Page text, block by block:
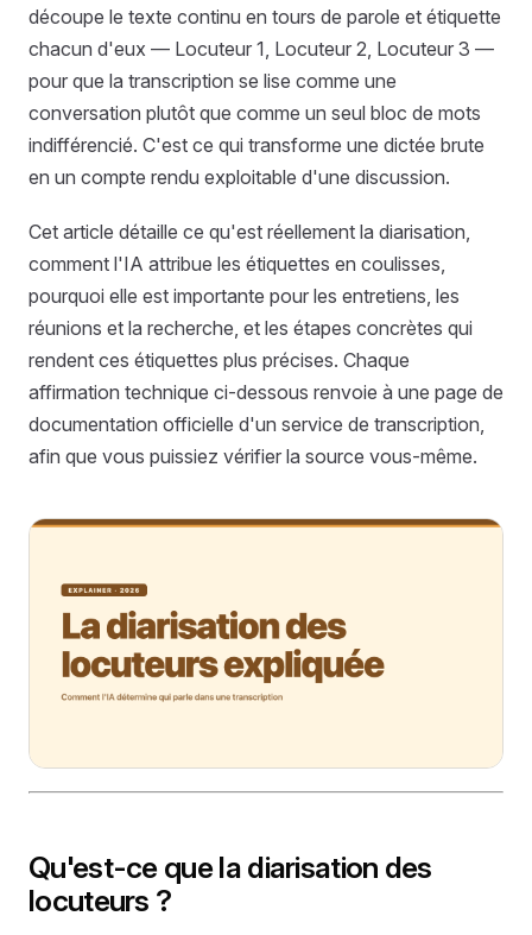
découpe le texte continu en tours de parole et étiquette
chacun d'eux — Locuteur 1, Locuteur 2, Locuteur 3 —
pour que la transcription se lise comme une
conversation plutôt que comme un seul bloc de mots
indifférencié. C'est ce qui transforme une dictée brute
en un compte rendu exploitable d'une discussion.
Cet article détaille ce qu'est réellement la diarisation,
comment l'IA attribue les étiquettes en coulisses,
pourquoi elle est importante pour les entretiens, les
réunions et la recherche, et les étapes concrètes qui
rendent ces étiquettes plus précises. Chaque
affirmation technique ci-dessous renvoie à une page de
documentation officielle d'un service de transcription,
afin que vous puissiez vérifier la source vous-même.
Qu'est-ce que la diarisation des
locuteurs ?